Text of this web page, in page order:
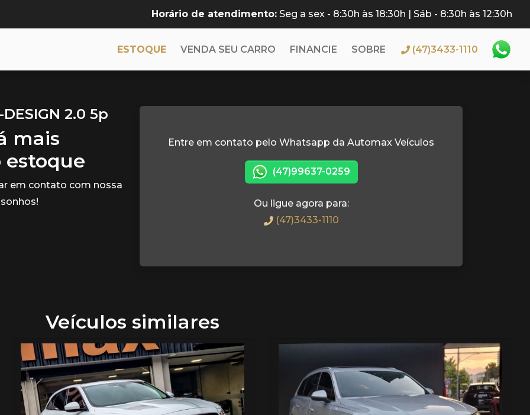
Horário de atendimento: Seg a sex - 8:30h às 18:30h | Sáb - 8:30h às 12:30h
ESTOQUE VENDA SEU CARRO FINANCIE SOBRE (47)3433-1110
2.0 5p
mais
estoque
em contato com nossa
Entre em contato pelo Whatsapp da Automax Veículos
(47)99637-0259
Ou ligue agora para:
(47)3433-1110
Veículos similares